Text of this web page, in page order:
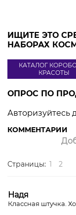
ИЩИТЕ ЭТО
НАБОРАХ
КАТАЛОГ
КРАСОТЫ
ОПРОС ПО
Авторизуйтесь
КОММЕНТАРИИ
Страницы: 1 2
Надя
Классная штучка.